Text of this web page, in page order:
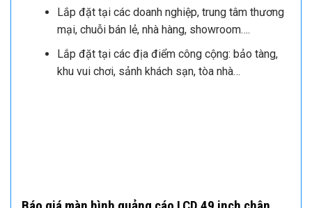
Màn hình quảng cáo: thương hiệu
Starview
Hãng sản xuất: SHENZHEN
ZHONGXIN TECHNOLOGY CO.,LTD